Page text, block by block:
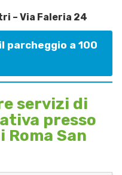
– Via Faleria 24
parcheggio a 100
servizi di
presso
Roma San